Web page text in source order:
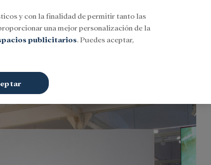
Iniciar sesión Buscar
y con la finalidad de permitir tanto las
una mejor personalización de la
publicitarios. Puedes aceptar,